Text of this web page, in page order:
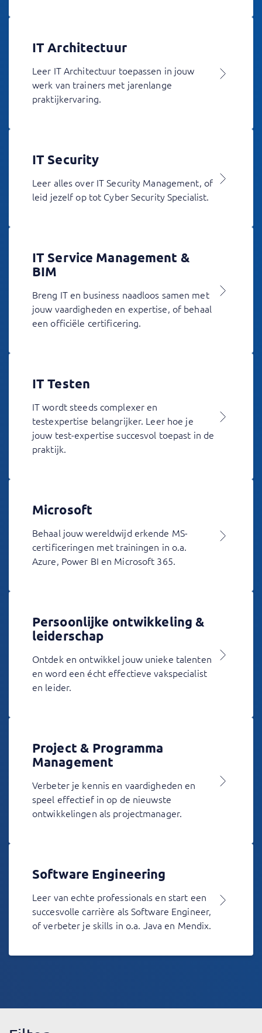
IT Architectuur
Leer IT Architectuur toepassen in jouw
werk van trainers met jarenlange
praktijkervaring.
IT Security
Leer alles over IT Security Management, of
leid jezelf op tot Cyber Security Specialist.
IT Service Management &
BIM
Breng IT en business naadloos samen met
jouw vaardigheden en expertise, of behaal
een officiële certificering.
IT Testen
IT wordt steeds complexer en
testexpertise belangrijker. Leer hoe je
jouw test-expertise succesvol toepast in de
praktijk.
Microsoft
Behaal jouw wereldwijd erkende MS-
certificeringen met trainingen in o.a.
Azure, Power BI en Microsoft 365.
Persoonlijke ontwikkeling &
leiderschap
Ontdek en ontwikkel jouw unieke talenten
en word een écht effectieve vakspecialist
en leider.
Project & Programma
Management
Verbeter je kennis en vaardigheden en
speel effectief in op de nieuwste
ontwikkelingen als projectmanager.
Software Engineering
Leer van echte professionals en start een
succesvolle carrière als Software Engineer,
of verbeter je skills in o.a. Java en Mendix.